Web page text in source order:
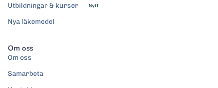
Utbildningar & kurser
Nytt
Nya läkemedel
Om oss
Om oss
Samarbeta